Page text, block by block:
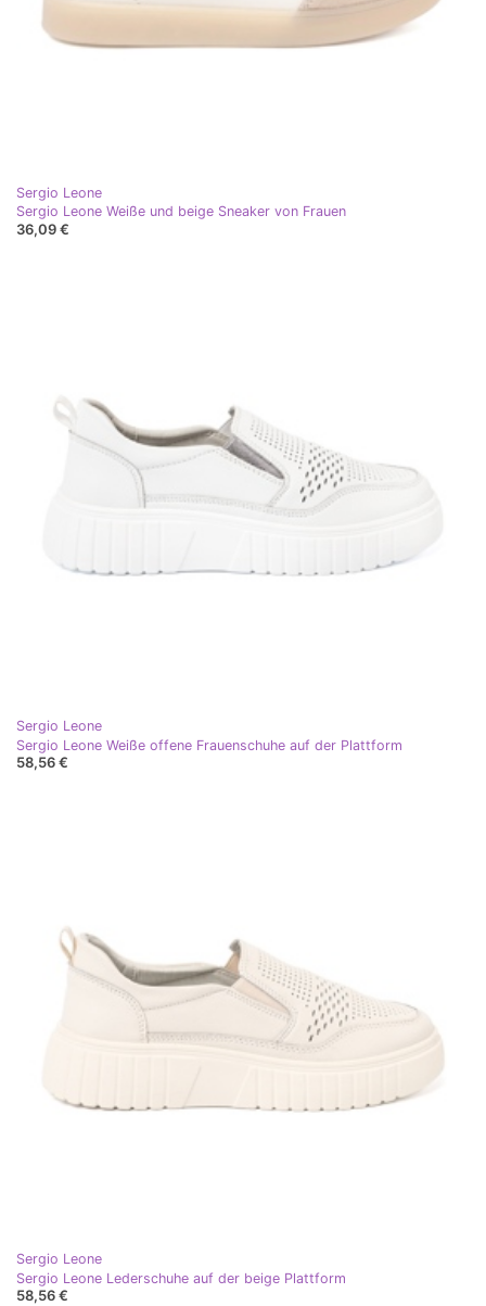
Sergio Leone
Sergio Leone Weiße und beige Sneaker von Frauen
36,09 €
Sergio Leone
Sergio Leone Weiße offene Frauenschuhe auf der Plattform
58,56 €
Sergio Leone
Sergio Leone Lederschuhe auf der beige Plattform
58,56 €